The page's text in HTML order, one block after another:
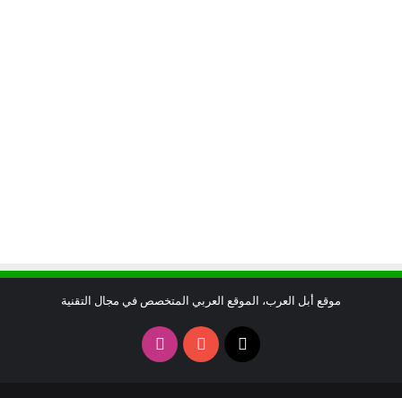
موقع أبل العرب، الموقع العربي المتخصص في مجال التقنية
يوتيوب انستقرام